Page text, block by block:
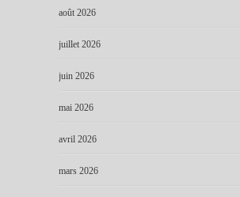
août 2026
juillet 2026
juin 2026
mai 2026
avril 2026
mars 2026